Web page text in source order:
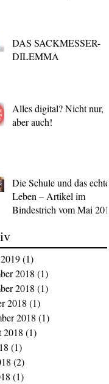
DAS SACKMESSER-
DILEMMA
Alles digital? Nicht nur,
aber auch!
Die Schule und das echte
Leben – Artikel im
Bindestrich vom Mai 2018
(1)
2018 (1)
2018 (1)
2018 (1)
2018 (1)
2018 (1)
(1)
(2)
(1)